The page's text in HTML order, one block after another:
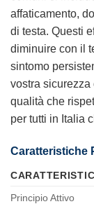
affaticamento,
di testa. Questi
diminuire con il
sintomo
vostra sicurezza
qualità che
per tutti in Italia
Caratteristiche
Principio Attivo